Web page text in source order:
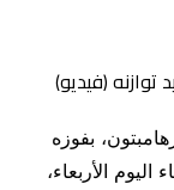
بفوزه
اليوم الأربعاء،